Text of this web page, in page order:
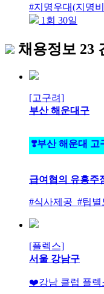
#지명우대(지명
1회 30일
채용정보 23
[고구려]
부산 해운대구
❣️부산 해운대 고
급여협의 유흥주
#식사제공 #팁
[플렉스]
서울 강남구
❤️강남 클럽 플렉